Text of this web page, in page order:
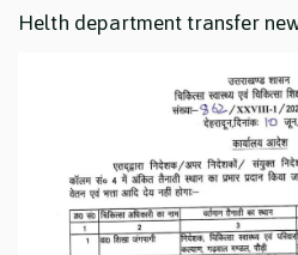
Helth department transfer